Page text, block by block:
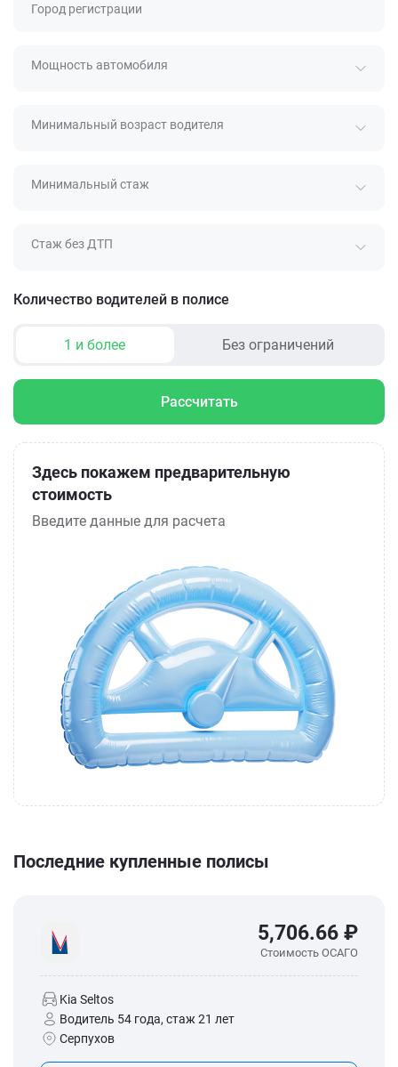
Город регистрации
Мощность автомобиля
Минимальный возраст водителя
Минимальный стаж
Стаж без ДТП
Количество водителей в полисе
1 и более Без ограничений
Рассчитать
Здесь покажем предварительную
стоимость
Введите данные для расчета
Последние купленные полисы
5,706.66 ₽
Стоимость ОСАГО
Kia Seltos
Водитель 54 года, стаж 21 лет
Серпухов